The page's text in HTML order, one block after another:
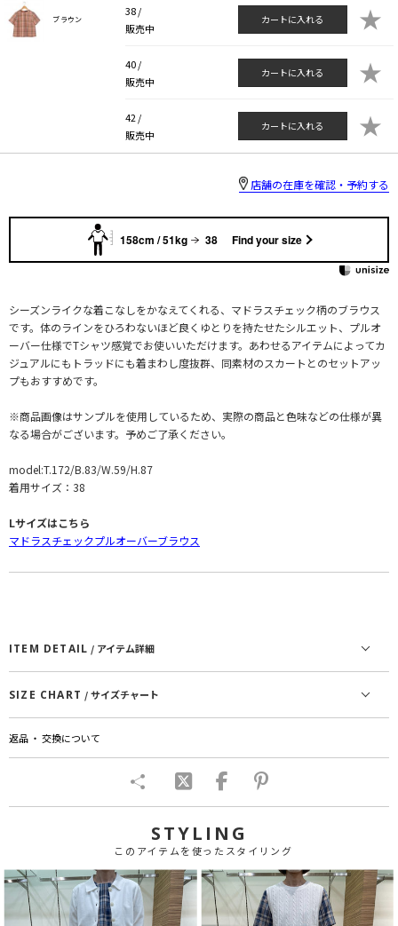
ブラウン
38 /
販売中
カートに入れる ★
40 /
販売中
カートに入れる ★
42 /
販売中
カートに入れる ★
店舗の在庫を確認・予約する
158cm / 51kg 38 Find your size
シーズンライクな着こなしをかなえてくれる、マドラスチェック柄のブラウス
です。体のラインをひろわないほど良くゆとりを持たせたシルエット、プルオ
ーバー仕様でTシャツ感覚でお使いいただけます。あわせるアイテムによってカ
ジュアルにもトラッドにも着まわし度抜群、同素材のスカートとのセットアッ
プもおすすめです。
※商品画像はサンプルを使用しているため、実際の商品と色味などの仕様が異
なる場合がございます。予めご了承ください。
model:T.172/B.83/W.59/H.87
着用サイズ：38
Lサイズはこちら
マドラスチェックプルオーバーブラウス
ITEM DETAIL / アイテム詳細
SIZE CHART / サイズチャート
返品 ・ 交換について
STYLING
このアイテムを使ったスタイリング